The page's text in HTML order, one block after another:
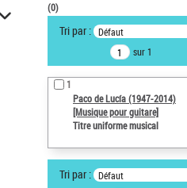
VOTRE RECHERCHE
Recherche avancée dans les
notices d’autorité
Œuvres liées à l'auteur :
Paco de Lucía (1947-2014)
Type de notice d'autorité
Sauvegarder votre recherche
(0)
Tri par : Défaut
sur 1
1
Paco de Lucía (1947-2014)
[Musique pour guitare]
Titre uniforme musical
Tri par : Défaut